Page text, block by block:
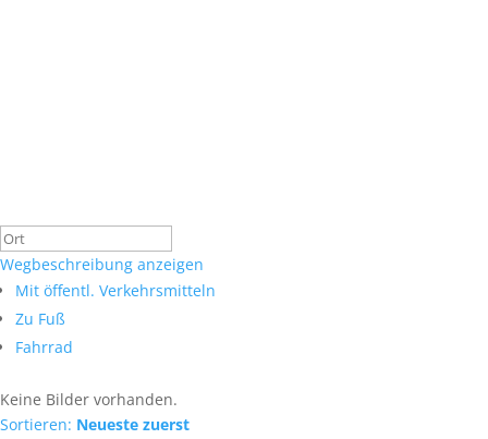
Wegbeschreibung anzeigen
Mit öffentl. Verkehrsmitteln
Zu Fuß
Fahrrad
Keine Bilder vorhanden.
Sortieren: Neueste zuerst